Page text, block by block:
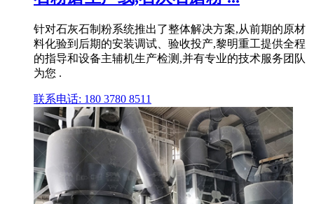
针对石灰石制粉系统推出了整体解决方案,从前期的原材
料化验到后期的安装调试、验收投产,黎明重工提供全程
的指导和设备主辅机生产检测,并有专业的技术服务团队
为您 .
联系电话: 180 3780 8511